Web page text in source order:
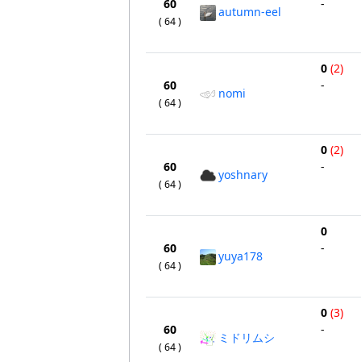
60
( 64 )
autumn-eel
-
60
( 64 )
nomi
0 (2)
-
60
( 64 )
yoshnary
0 (2)
-
60
( 64 )
yuya178
0
-
60
( 64 )
ミドリムシ
0 (3)
-